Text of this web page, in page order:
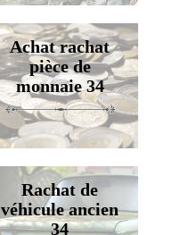
Achat rachat
pièce de
monnaie 34
Rachat de
véhicule ancien
34